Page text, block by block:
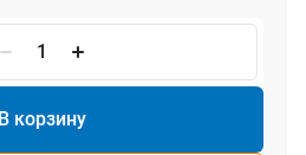
В корзину